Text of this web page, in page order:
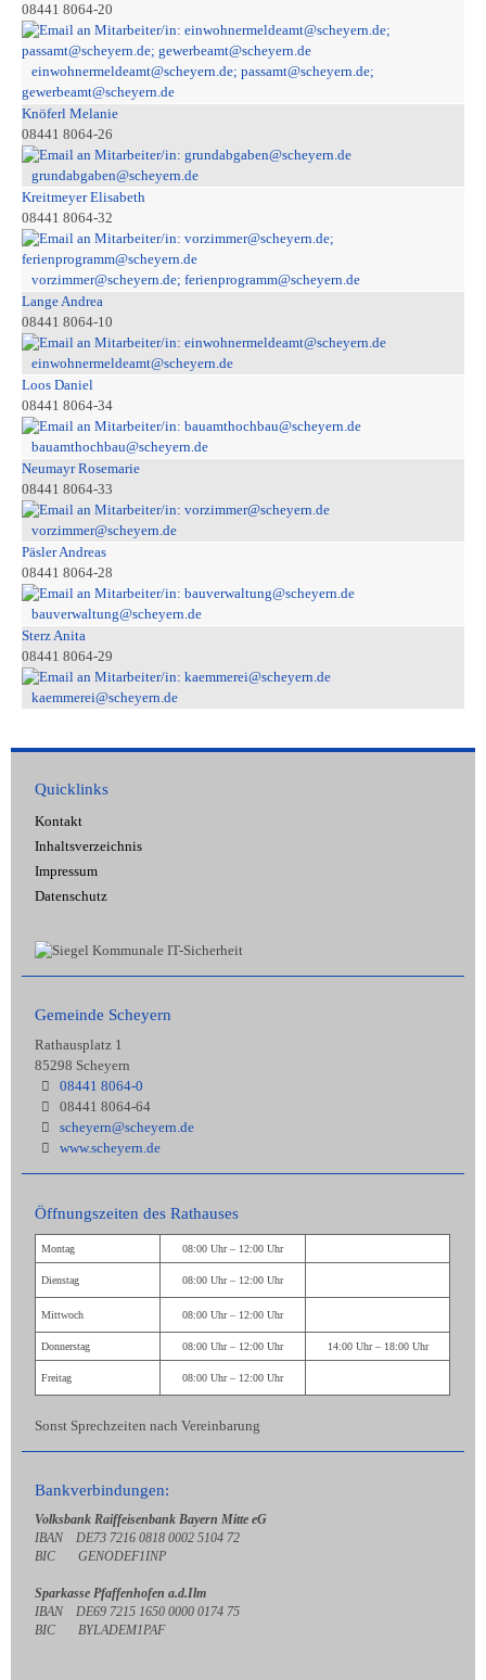
08441 8064-20
einwohnermeldeamt@scheyern.de; passamt@scheyern.de;
gewerbeamt@scheyern.de
Knöferl Melanie
08441 8064-26
grundabgaben@scheyern.de
Kreitmeyer Elisabeth
08441 8064-32
vorzimmer@scheyern.de; ferienprogramm@scheyern.de
Lange Andrea
08441 8064-10
einwohnermeldeamt@scheyern.de
Loos Daniel
08441 8064-34
bauamthochbau@scheyern.de
Neumayr Rosemarie
08441 8064-33
vorzimmer@scheyern.de
Päsler Andreas
08441 8064-28
bauverwaltung@scheyern.de
Sterz Anita
08441 8064-29
kaemmerei@scheyern.de
Quicklinks
Kontakt
Inhaltsverzeichnis
Impressum
Datenschutz
Gemeinde Scheyern
Rathausplatz 1
85298 Scheyern
08441 8064-0
08441 8064-64
scheyern@scheyern.de
www.scheyern.de
Öffnungszeiten des Rathauses
Montag 08:00 Uhr – 12:00 Uhr
Dienstag 08:00 Uhr – 12:00 Uhr
Mittwoch 08:00 Uhr – 12:00 Uhr
Donnerstag 08:00 Uhr – 12:00 Uhr 14:00 Uhr – 18:00 Uhr
Freitag 08:00 Uhr – 12:00 Uhr
Sonst Sprechzeiten nach Vereinbarung
Bankverbindungen:
Volksbank Raiffeisenbank Bayern Mitte eG
IBAN DE73 7216 0818 0002 5104 72
BIC GENODEF1INP
Sparkasse Pfaffenhofen a.d.Ilm
IBAN DE69 7215 1650 0000 0174 75
BIC BYLADEM1PAF